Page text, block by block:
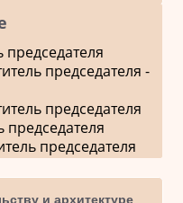
председателя
председателя -
председателя
председателя
председателя
и архитектуре